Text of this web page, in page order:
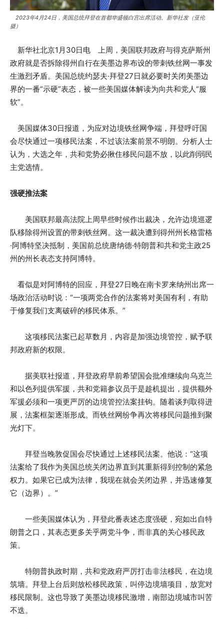
2023年4月24日，美国总统拜登在首都华盛顿白宫出席活动。新华社发（亚伦
摄）
新华社北京1月30日电 上周，美国联邦政府与得克萨斯州
政府就是否拆除得州自行在美墨边界布设的带刺铁丝网一事发
生激烈矛盾。美国总统约瑟夫·拜登27日就必要时关闭美墨边
界的一番“示硬”表态，被一些美国媒体解读为向共和党人“服
软”。
美国媒体30日报道，为应对边境铁丝网争端，拜登呼吁国
会尽快通过一项移民法案，不过该法案前景不明朗。分析人士
认为，大选之年，共和党势必揪住移民问题不放，以此削弱民
主党选情。
强硬推法案
美国联邦最高法院上周早些时候作出裁决，允许边境巡逻
队移除得州设置的带刺铁丝网。这一裁决遭到得州州长格雷格
·阿博特坚决抵制，美国前总统唐纳德·特朗普和共和党主政25
州的州长表态支持阿博特。
看似是对阿博特的回应，拜登27日晚在南卡罗来纳州出席一
场政治活动时说：“一项两党合作的法案将对美国有利，有助
于修复我们支离破碎的移民体系。”
这项移民法案已起草数月，内容是加强边境管控，赋予联
邦政府新的权限。
据美联社报道，拜登政府早前希望国会批准继续向乌克兰
和以色列提供军援，共和党籍参议员于是趁机提出，提供额外
军援必须和一项更严厉的边境管控法案挂钩。随着谈判取得进
展，法案框架逐渐形成。而铁丝网纷争再次将移民问题推到聚
光灯下。
拜登当晚敦促国会尽快通过上述移民法案。他说：“这项
法案给了我作为美国总统关闭边界直到其重新得到控制的紧急
权力。如果它已成为法律，我现在就会关闭边界，并迅速修复
它（边界）。”
一些美国媒体认为，拜登此番表述态度强硬，宛如出自特
朗普之口，其表态更多关乎两党斗争，而非真的关心移民政
策。
特朗普执政时期，共和党政府严厉打击非法移民，在边境
筑墙。拜登上台后则放松移民政策，叫停边境墙项目，放宽对
移民限制。这也导致了美墨边境移民激增，南部边境城市叫苦
不迭。